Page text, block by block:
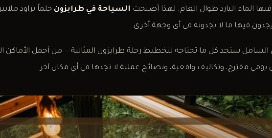
الماء البارد طوال العام. لهذا أصبحت السياحة في طرابزون حلماً يراود
يجدون فيها ما لا يجدونه في أي وجهة أخرى.
الشامل ستجد كل ما تحتاجه لتخطيط رحلة طرابزون المثالية — من أجمل الأماكن
يومي مقترح، وتكاليف واقعية، ونصائح عملية لا تجدها في أي مكان آخر.